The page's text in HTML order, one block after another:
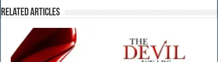
Related Articles